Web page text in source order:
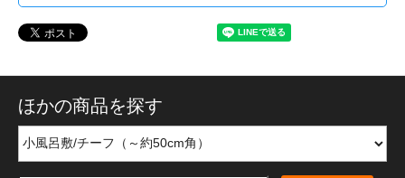
ほかの商品を探す